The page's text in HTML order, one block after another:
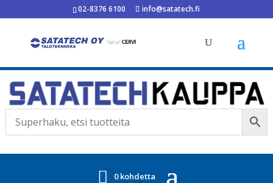
02-8376 6100 info@satatech.fi
0 kohdetta